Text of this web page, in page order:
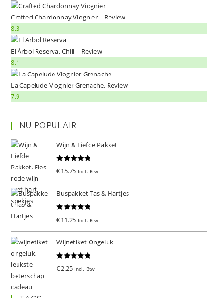
Crafted Chardonnay Viognier – Review
8.3
El Árbol Reserva, Chili – Review
8.1
La Capelude Viognier Grenache, Review
7.9
NU POPULAIR
Wijn & Liefde Pakket
€15.75 Incl. Btw
Buspakket Tas & Hartjes
€11.25 Incl. Btw
Wijnetiket Ongeluk
€2.25 Incl. Btw